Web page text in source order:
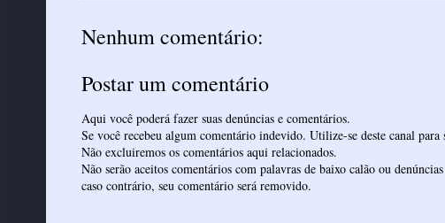
Nenhum comentário:
Postar um comentário
Aqui você poderá fazer suas denúncias e comentários.
Se você recebeu algum comentário indevido. Utilize-se deste canal para
Não excluiremos os comentários aqui relacionados.
Não serão aceitos comentários com palavras de baixo calão ou
caso contrário, seu comentário será removido.